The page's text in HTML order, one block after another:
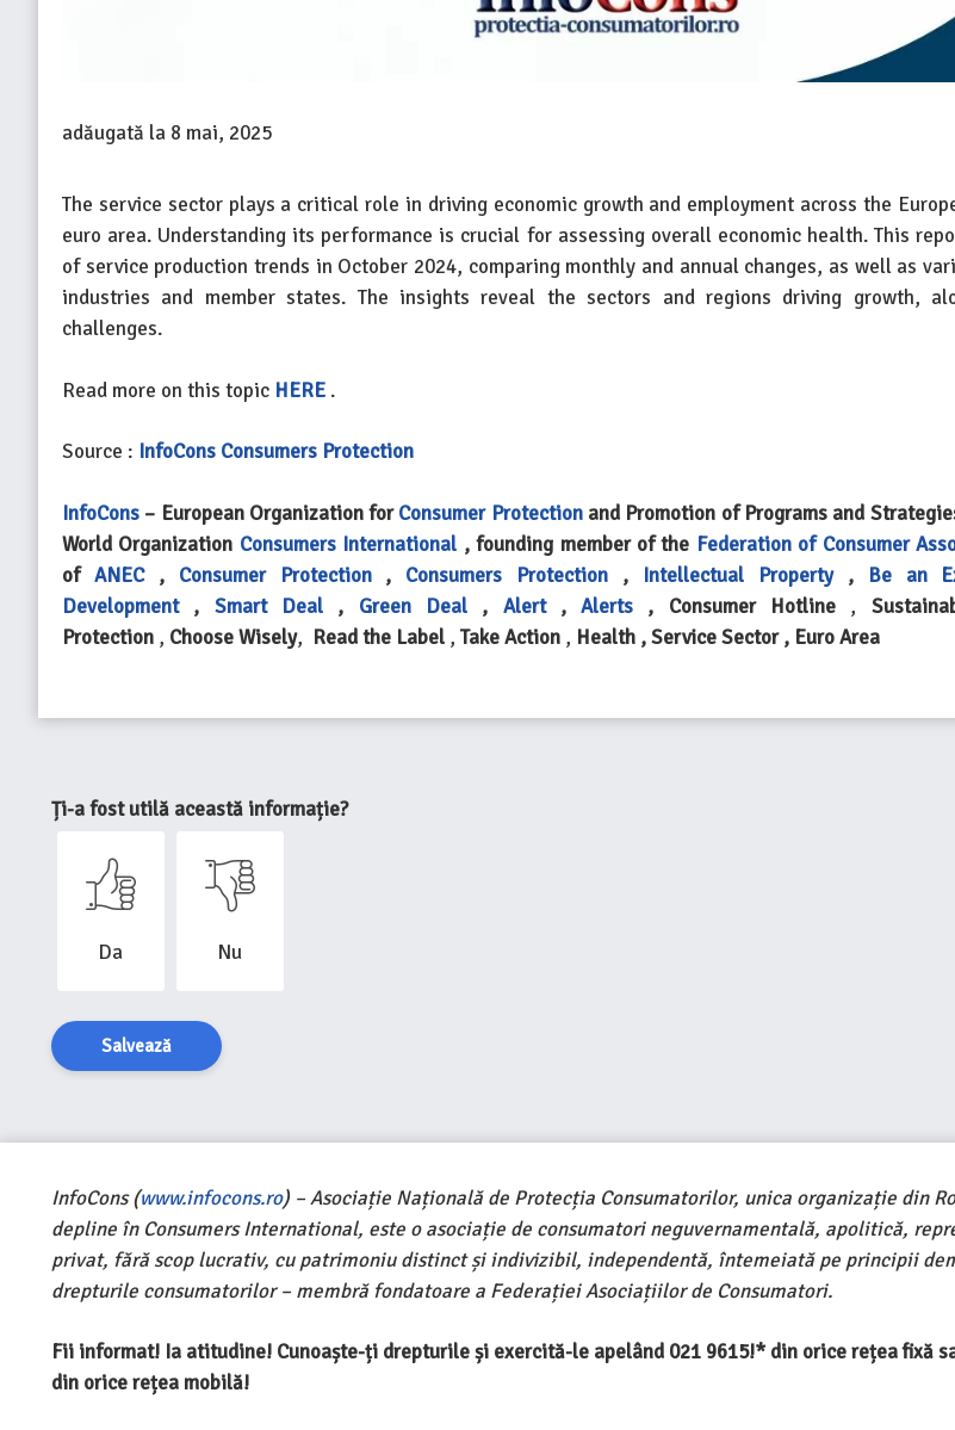
adăugată la 8 mai, 2025
The service sector plays a critical role in driving economic growth and employment across the
euro area. Understanding its performance is crucial for assessing overall economic health. This
of service production trends in October 2024, comparing monthly and annual changes, as well as
industries and member states. The insights reveal the sectors and regions driving growth,
challenges.
Read more on this topic HERE .
Source : InfoCons Consumers Protection
InfoCons – European Organization forConsumer Protectionand Promotion of Programs and
World Organization Consumers International , founding member of the Federation of Consumer
of ANEC, Consumer Protection, Consumers Protection , Intellectual Property, Be an
Development, Smart Deal, Green Deal, Alert,Alerts , Consumer Hotline ,
Protection , Choose Wisely, Read the Label , Take Action , Health , Service Sector , Euro Area
Ți-a fost utilă această informație?
Da Nu
Salvează
InfoCons (www.infocons.ro) – Asociație Națională de Protecția Consumatorilor, unica organizație din
depline în Consumers International, este o asociație de consumatori neguvernamentală, apolitică,
privat, fără scop lucrativ, cu patrimoniu distinct și indivizibil, independentă, întemeiată pe principii
drepturile consumatorilor – membră fondatoare a Federației Asociațiilor de Consumatori.
Fii informat! Ia atitudine! Cunoaște-ți drepturile și exercită-le apelând 021 9615!* din orice rețea fixă
din orice rețea mobilă!